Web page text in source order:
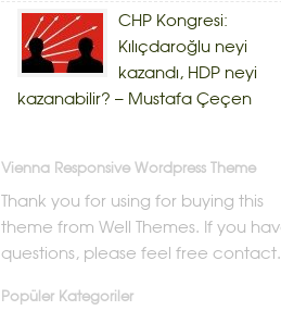
CHP Kongresi:
Kılıçdaroğlu neyi
kazandı, HDP neyi
kazanabilir? – Mustafa Çeçen
Vienna Responsive Wordpress Theme
Thank you for using for buying this
theme from Well Themes. If you
questions, please feel free contact.
Popüler Kategoriler